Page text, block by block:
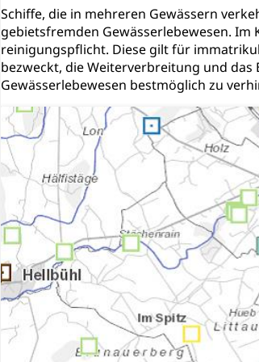
Schiffe, die in mehreren Gewässern
gebietsfremden Gewässerlebewesen.
reinigungspflicht. Diese gilt für
bezweckt, die Weiterverbreitung und
Gewässerlebewesen bestmöglich zu